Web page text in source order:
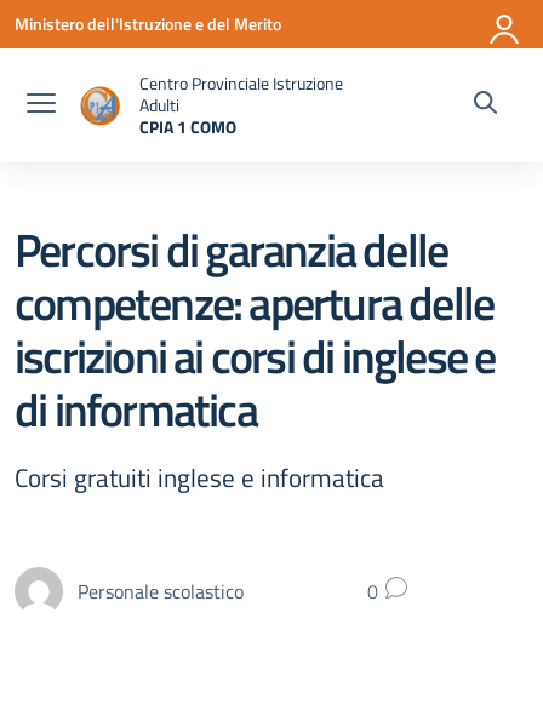
Vai ai contenuti
Vai al menu di navigazione
Vai al footer
Ministero dell'Istruzione e del Merito
Centro Provinciale Istruzione
Adulti
CPIA 1 COMO
Percorsi di garanzia delle
competenze: apertura delle
iscrizioni ai corsi di inglese e
di informatica
Corsi gratuiti inglese e informatica
Personale scolastico 0